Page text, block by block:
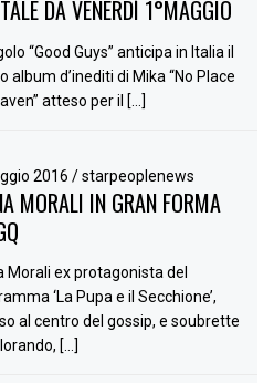
DA VENERDÌ 1°MAGGIO
“Good Guys” anticipa in Italia il
album d’inediti di Mika “No Place
atteso per il […]
2016/ starpeoplenews
MORALI IN GRAN FORMA
Morali ex protagonista del
‘La Pupa e il Secchione’,
al centro del gossip, e soubrette
[…]